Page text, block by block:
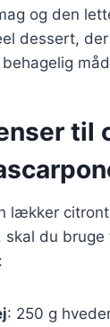
og den
dessert,
lækker
skal du bruge
: 250 g